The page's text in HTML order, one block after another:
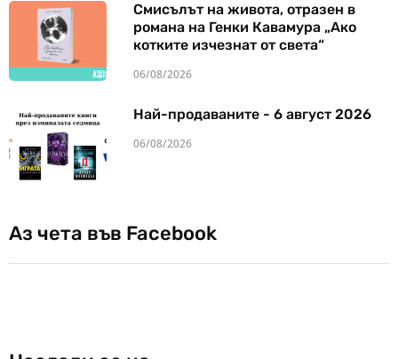
Смисълът на живота, отразен в
романа на Генки Кавамура „Ако
котките изчезнат от света“
06/08/2026
Най-продаваните - 6 август 2026
06/08/2026
Аз чета във Facebook